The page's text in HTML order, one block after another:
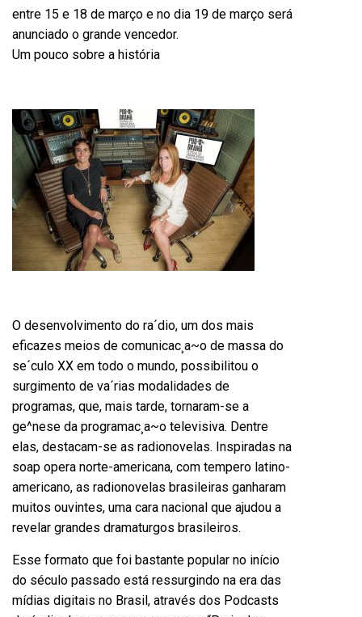
entre 15 e 18 de março e no dia 19 de março será
anunciado o grande vencedor.
Um pouco sobre a história
O desenvolvimento do ra´dio, um dos mais
eficazes meios de comunicac¸a~o de massa do
se´culo XX em todo o mundo, possibilitou o
surgimento de va´rias modalidades de
programas, que, mais tarde, tornaram-se a
ge^nese da programac¸a~o televisiva. Dentre
elas, destacam-se as radionovelas. Inspiradas na
soap opera norte-americana, com tempero latino-
americano, as radionovelas brasileiras ganharam
muitos ouvintes, uma cara nacional que ajudou a
revelar grandes dramaturgos brasileiros.
Esse formato que foi bastante popular no início
do século passado está ressurgindo na era das
mídias digitais no Brasil, através dos Podcasts